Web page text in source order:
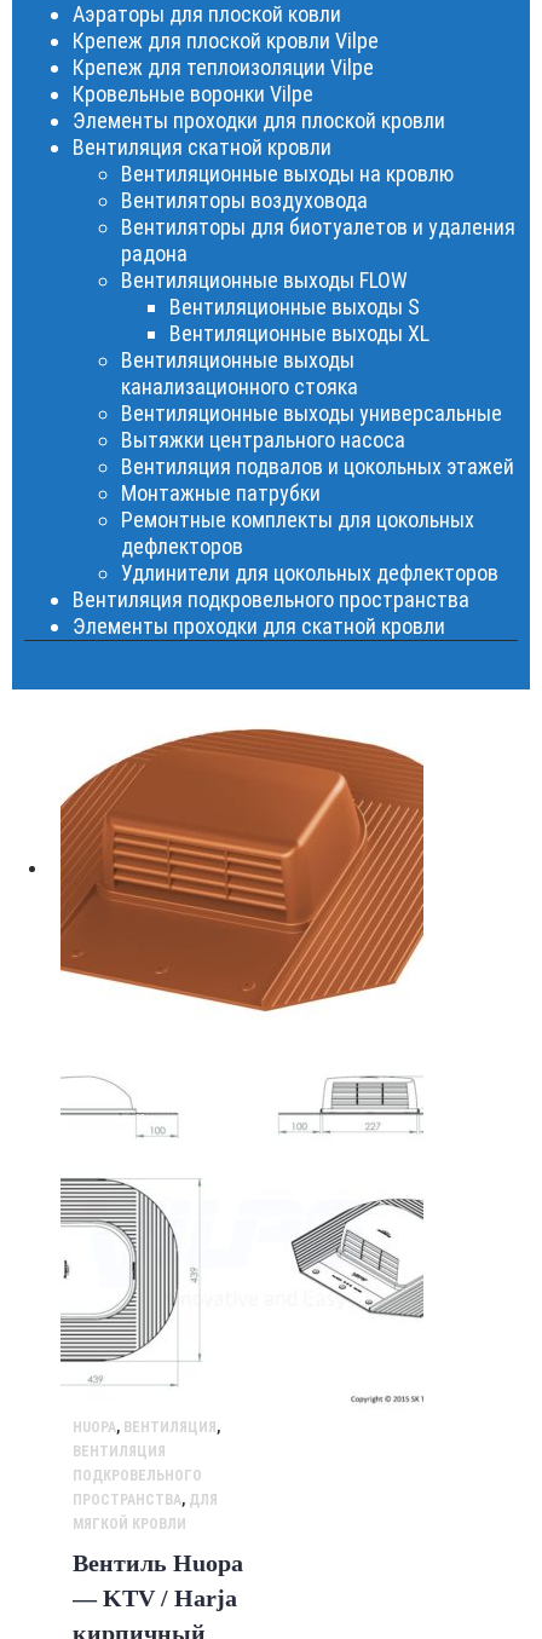
Аэраторы для плоской ковли
Крепеж для плоской кровли Vilpe
Крепеж для теплоизоляции Vilpe
Кровельные воронки Vilpe
Элементы проходки для плоской кровли
Вентиляция скатной кровли
Вентиляционные выходы на кровлю
Вентиляторы воздуховода
Вентиляторы для биотуалетов и удаления
радона
Вентиляционные выходы FLOW
Вентиляционные выходы S
Вентиляционные выходы XL
Вентиляционные выходы
канализационного стояка
Вентиляционные выходы универсальные
Вытяжки центрального насоса
Вентиляция подвалов и цокольных этажей
Монтажные патрубки
Ремонтные комплекты для цокольных
дефлекторов
Удлинители для цокольных дефлекторов
Вентиляция подкровельного пространства
Элементы проходки для скатной кровли
HUOPA, ВЕНТИЛЯЦИЯ ,
ВЕНТИЛЯЦИЯ
ПОДКРОВЕЛЬНОГО
ПРОСТРАНСТВА, ДЛЯ
МЯГКОЙ КРОВЛИ
Вентиль Huopa
— KTV / Harja
кирпичный